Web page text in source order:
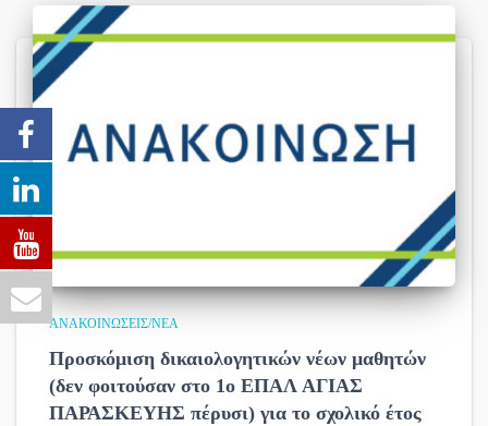
ΑΝΑΚΟΙΝΏΣΕΙΣ/ΝΈΑ
Προσκόμιση δικαιολογητικών νέων μαθητών
(δεν φοιτούσαν στο 1ο ΕΠΑΛ ΑΓΙΑΣ
ΠΑΡΑΣΚΕΥΗΣ πέρυσι) για το σχολικό έτος